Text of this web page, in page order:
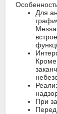
Для
При